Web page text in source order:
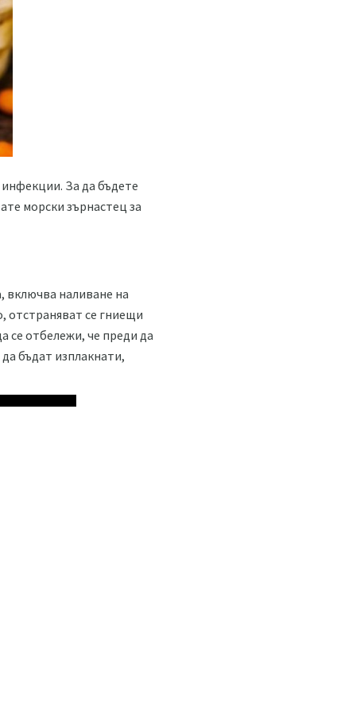
За да бъдете
морски зърнастец за
включва наливане на
отстраняват се гниещи
се отбележи, че преди да
бъдат изплакнати,